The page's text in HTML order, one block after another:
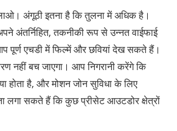
अंगूठी इतना है कि तुलना में अधिक है।
अंतर्निहित, तकनीकी रूप से उन्नत वाईफाई
पूर्ण एचडी में फिल्में और छवियां देख सकते हैं।
नहीं बच जाएगा। आप निगरानी करेंगे कि
होता है, और मोशन जोन सुविधा के लिए
लगा सकते हैं कि कुछ प्रीसेट आउटडोर क्षेत्रों